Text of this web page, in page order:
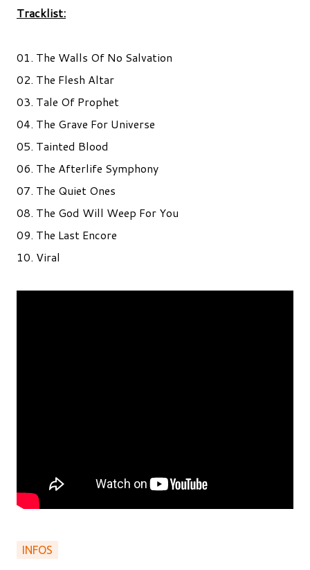
Tracklist:
01. The Walls Of No Salvation
02. The Flesh Altar
03. Tale Of Prophet
04. The Grave For Universe
05. Tainted Blood
06. The Afterlife Symphony
07. The Quiet Ones
08. The God Will Weep For You
09. The Last Encore
10. Viral
INFOS